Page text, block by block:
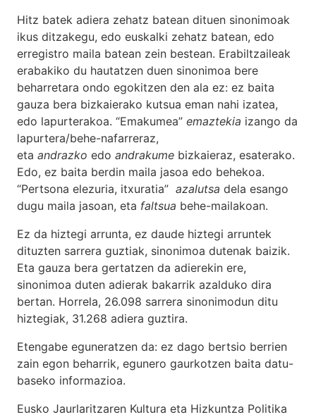
Hitz batek adiera zehatz batean dituen sinonimoak
ikus ditzakegu, edo euskalki zehatz batean, edo
erregistro maila batean zein bestean. Erabiltzaileak
erabakiko du hautatzen duen sinonimoa bere
beharretara ondo egokitzen den ala ez: ez baita
gauza bera bizkaierako kutsua eman nahi izatea,
edo lapurterakoa. “Emakumea” emaztekia izango da
lapurtera/behe-nafarreraz,
eta andrazko edo andrakume bizkaieraz, esaterako.
Edo, ez baita berdin maila jasoa edo behekoa.
“Pertsona elezuria, itxuratia” azalutsa dela esango
dugu maila jasoan, eta faltsua behe-mailakoan.
Ez da hiztegi arrunta, ez daude hiztegi arruntek
dituzten sarrera guztiak, sinonimoa dutenak baizik.
Eta gauza bera gertatzen da adierekin ere,
sinonimoa duten adierak bakarrik azalduko dira
bertan. Horrela, 26.098 sarrera sinonimodun ditu
hiztegiak, 31.268 adiera guztira.
Etengabe eguneratzen da: ez dago bertsio berrien
zain egon beharrik, egunero gaurkotzen baita datu-
baseko informazioa.
Eusko Jaurlaritzaren Kultura eta Hizkuntza Politika